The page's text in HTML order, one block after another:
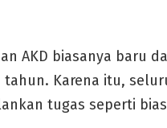
AKD biasanya baru
tahun. Karena itu,
tugas seperti